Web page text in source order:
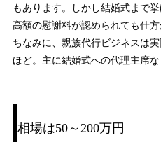
もあります。しかし結婚式まで
高額の慰謝料が認められても仕方
ちなみに、親族代行ビジネスは
ほど。主に結婚式への代理主席
相場は50～200万円